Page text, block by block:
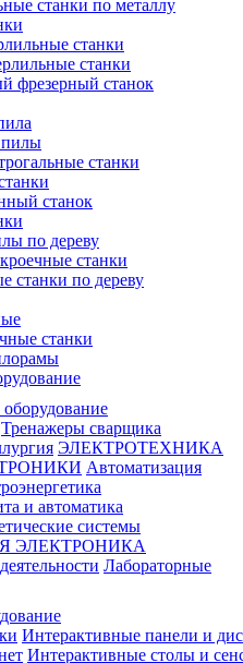
станки по металлу
станки
станки
фрезерный станок
станки
станок
по дереву
станки
станки по дереву
станки
Тренажеры сварщика
ЭЛЕКТРОТЕХНИКА
Автоматизация
и автоматика
системы
ЭЛЕКТРОНИКА
Лабораторные
Интерактивные панели и
Интерактивные столы и